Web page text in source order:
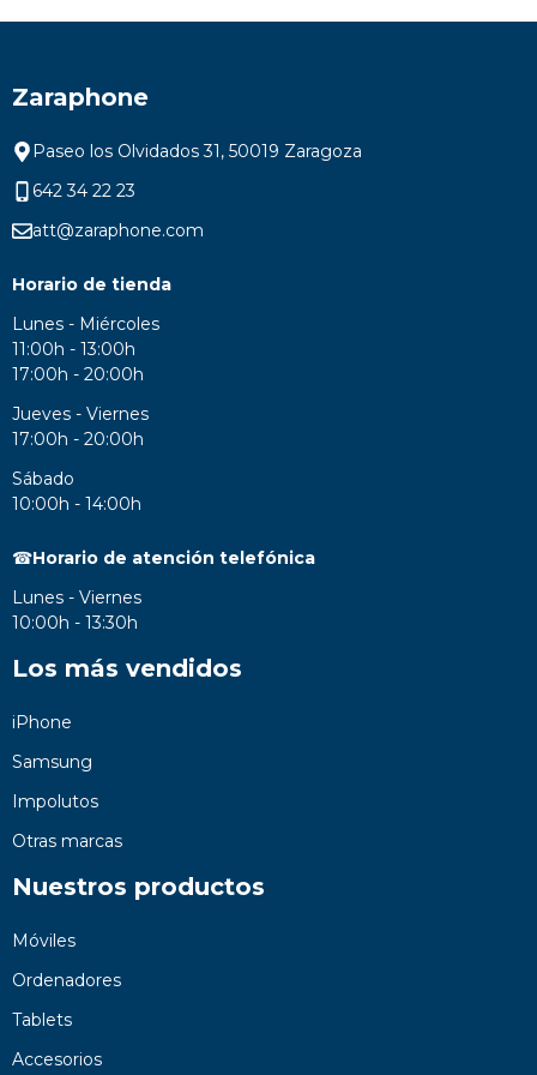
Zaraphone
Paseo los Olvidados 31, 50019 Zaragoza
642 34 22 23
att@zaraphone.com
Horario de tienda
Lunes - Miércoles
11:00h - 13:00h
17:00h - 20:00h
Jueves - Viernes
17:00h - 20:00h
Sábado
10:00h - 14:00h
☎Horario de atención telefónica
Lunes - Viernes
10:00h - 13:30h
Los más vendidos
iPhone
Samsung
Impolutos
Otras marcas
Nuestros productos
Móviles
Ordenadores
Tablets
Accesorios